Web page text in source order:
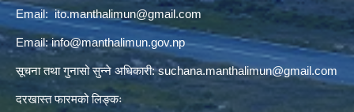
Email:ito.manthalimun@gmail.com
Email:info@manthalimun.gov.np
सूचना तथा गुनासो सुन्ने अधिकारी:suchana.manthalimun@gmail.com
दरखास्त फारमको लिङ्कः